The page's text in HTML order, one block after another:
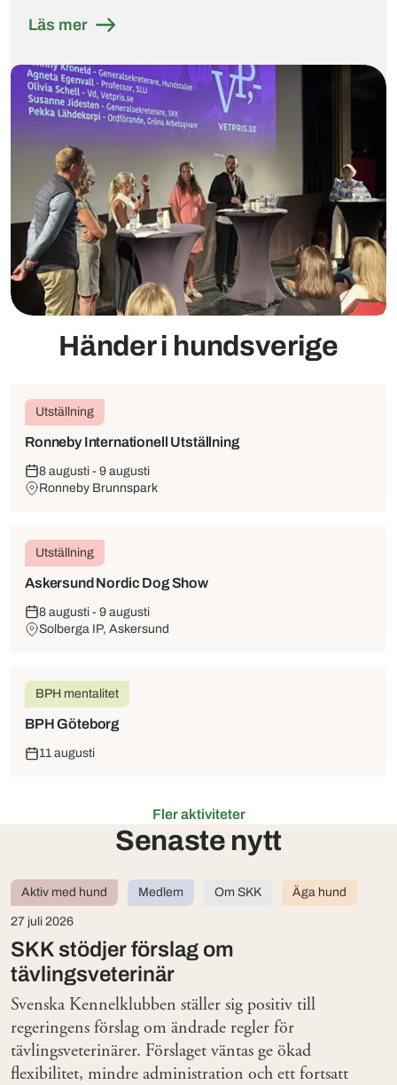
Läs mer
Händer i hundsverige
Utställning
Ronneby Internationell Utställning
8 augusti - 9 augusti
Ronneby Brunnspark
Utställning
Askersund Nordic Dog Show
8 augusti - 9 augusti
Solberga IP, Askersund
BPH mentalitet
BPH Göteborg
11 augusti
Fler aktiviteter
Senaste nytt
SKK stödjer förslag om
tävlingsveterinär
Aktiv med hund Medlem Om SKK Äga hund
27 juli 2026
Svenska Kennelklubben ställer sig positiv till
regeringens förslag om ändrade regler för
tävlingsveterinärer. Förslaget väntas ge ökad
flexibilitet, mindre administration och ett fortsatt